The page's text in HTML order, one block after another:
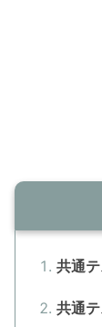
共通
共通